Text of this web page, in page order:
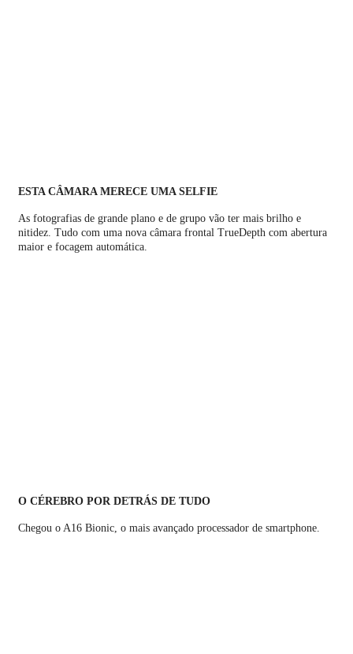
ESTA CÂMARA MERECE UMA SELFIE
As fotografias de grande plano e de grupo vão ter mais brilho e
nitidez. Tudo com uma nova câmara frontal TrueDepth com abertura
maior e focagem automática.
O CÉREBRO POR DETRÁS DE TUDO
Chegou o A16 Bionic, o mais avançado processador de smartphone.